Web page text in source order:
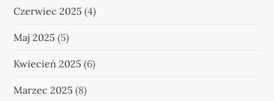
Czerwiec 2025 (4)
Maj 2025 (5)
Kwiecień 2025 (6)
Marzec 2025 (8)